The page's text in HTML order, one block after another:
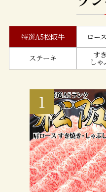
特選A5松阪牛 ロー
ステーキ す
し